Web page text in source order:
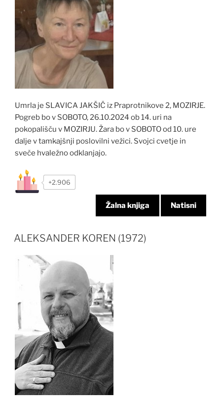
Umrla je SLAVICA JAKŠIČ iz Praprotnikove 2, MOZIRJE.
Pogreb bo v SOBOTO, 26.10.2024 ob 14. uri na
pokopališču v MOZIRJU. Žara bo v SOBOTO od 10. ure
dalje v tamkajšnji poslovilni vežici. Svojci cvetje in
sveče hvaležno odklanjajo.
+2.906
Žalna knjiga Natisni
ALEKSANDER KOREN (1972)